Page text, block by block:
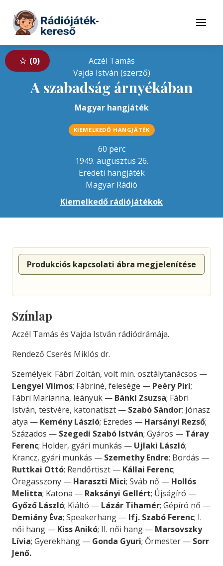
Tovább a tartalomhoz
Menü
0
Aczél Tamás
Vajda István (szerző)
A szabadság árnyékában
Magyar hangjáték
KIEMELKEDŐ HANGJÁTÉK
60 perc
1949. augusztus 26.
Eredeti hangjáték
Magyar Rádió
Kiemelkedő rádiójátékok
Produkciós kapcsolati ábra megjelenítése
Színlap
Aczél Tamás és Vajda István rádiódrámája.
Rendező Cserés Miklós dr.
Személyek: Fábri Zoltán, volt min. osztálytanácsos —
Lengyel Vilmos; Fábriné, felesége — Peéry Piri;
Fábri Marianna, leányuk — Bánki Zsuzsa; Fábri
István, testvére, katonatiszt — Szabó Sándor; Jónasz
atya — Kemény László; Ezredes — Harsányi Rezső;
Százados — Szegedi Szabó István; Gyáros — Táray
Ferenc; Holder, gyári munkás — Ujlaki László;
Krancz, gyári munkás — Szemethy Endre; Bordás —
Ruttkai Ottó; Rendőrtiszt — Kállai Ferenc;
Öregasszony — Haraszti Mici; Sváb nő — Hollós
Melitta; Katona — Raksányi Gellért; Újságíró —
Győző László; Kiáltó — Lázár Tihamér; Gépíró nő —
Demiány Éva; Speakerhang — Ifj. Szabó Ferenc; I.
női hang — Kiss Anikó; II. női hang — Marsovszky
Lívia; Gyerekhang — Gonda Gyuri; Őrmester — Sorr
Jenő.